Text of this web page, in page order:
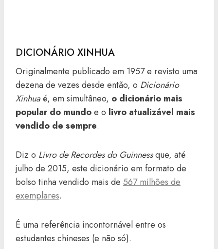
DICIONÁRIO XINHUA
Originalmente publicado em 1957 e revisto uma
dezena de vezes desde então, o Dicionário
Xinhuaé, em simultâneo, o dicionário mais
popular do mundoe o livro atualizável mais
vendido de sempre.
Diz o Livro de Recordes do Guinnessque, até
julho de 2015, este dicionário em formato de
bolso tinha vendido mais de 567 milhões de
exemplares.
É uma referência incontornável entre os
estudantes chineses (e não só).